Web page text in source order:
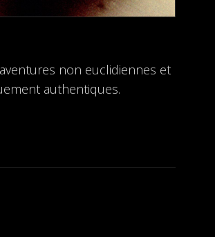
non euclidiennes et
authentiques.